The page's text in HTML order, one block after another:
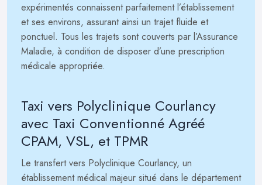
expérimentés connaissent parfaitement l’établissement
et ses environs, assurant ainsi un trajet fluide et
ponctuel. Tous les trajets sont couverts par l’Assurance
Maladie, à condition de disposer d’une prescription
médicale appropriée.
Taxi vers Polyclinique Courlancy
avec Taxi Conventionné Agréé
CPAM, VSL, et TPMR
Le transfert vers Polyclinique Courlancy, un
établissement médical majeur situé dans le département